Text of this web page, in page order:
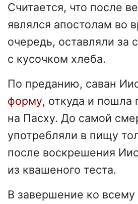
Считается, что после
являлся апостолам во
очередь, оставляли за
с кусочком хлеба.
По преданию, саван
форму, откуда и пошла
на Пасху. До самой
употребляли в пищу
после воскрешения
из квашеного теста.
В завершение ко всему